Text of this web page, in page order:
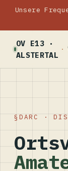
Unsere
OV E13 ·
ALSTERTAL
DARC ·